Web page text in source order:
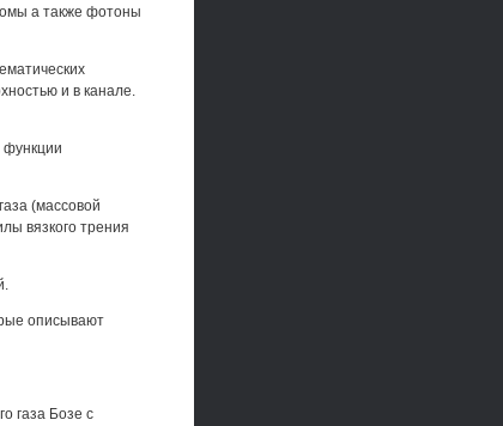
а также фотоны
и в канале.
функции
(массовой
вязкого трения
описывают
газа Бозе с